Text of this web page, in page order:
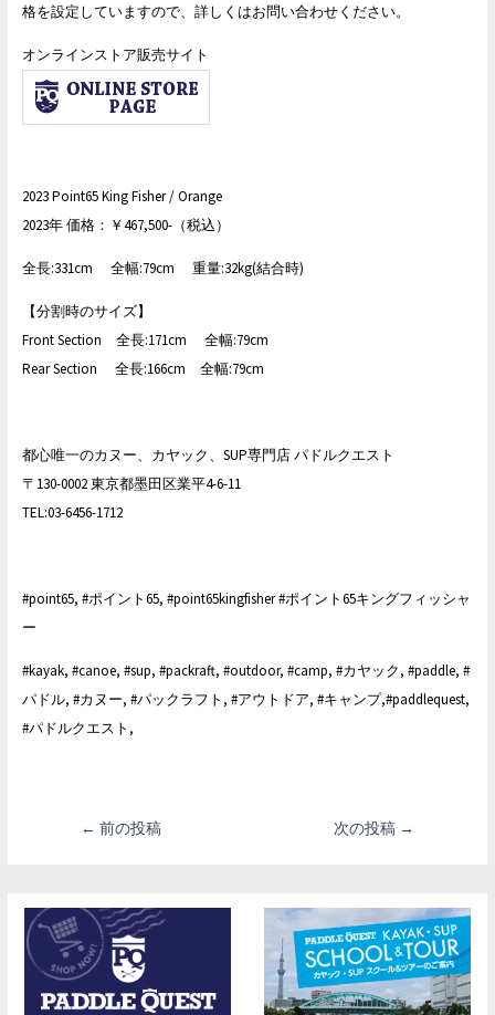
格を設定していますので、詳しくはお問い合わせください。
オンラインストア販売サイト
2023 Point65 King Fisher / Orange
2023年 価格：￥467,500-（税込）
全長:331cm 全幅:79cm 重量:32kg(結合時)
【分割時のサイズ】
Front Section 全長:171cm 全幅:79cm
Rear Section 全長:166cm 全幅:79cm
都心唯一のカヌー、カヤック、SUP専門店 パドルクエスト
〒130-0002 東京都墨田区業平4-6-11
TEL:03-6456-1712
#point65, #ポイント65, #point65kingfisher #ポイント65キングフィッシャ
ー
#kayak, #canoe, #sup, #packraft, #outdoor, #camp, #カヤック, #paddle, #
パドル, #カヌー, #パックラフト, #アウトドア, #キャンプ,#paddlequest,
#パドルクエスト,
ビ
ゲ
ー
シ
← 前の投稿 次の投稿 →